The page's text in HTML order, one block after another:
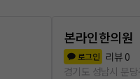
본라인한의원
로그인 리뷰 0
경기도 성남시 분